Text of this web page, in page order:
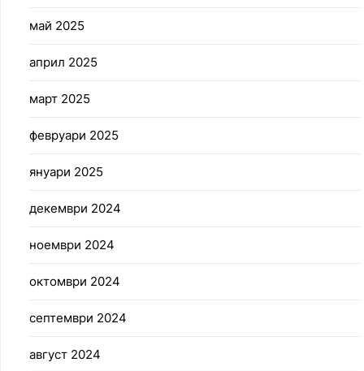
май 2025
април 2025
март 2025
февруари 2025
януари 2025
декември 2024
ноември 2024
октомври 2024
септември 2024
август 2024